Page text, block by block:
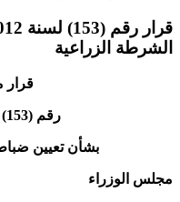
الشرطة الزراعية
قرار
رقم (153) لسنة 2012 ميلادي
بشأن تعيين
مجلس الوزراء